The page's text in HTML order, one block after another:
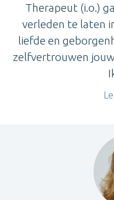
Therapeut (i.o.)
verleden te laten
liefde en
zelfvertrouwen